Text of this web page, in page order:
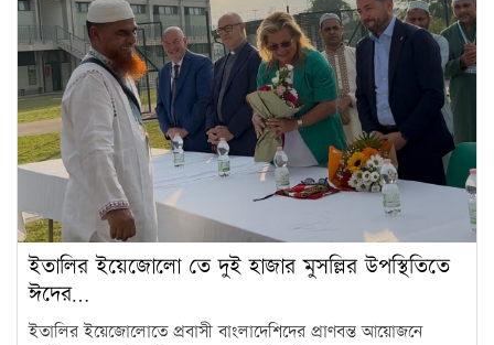
ইতালির ইয়েজোলো তে দুই হাজার মুসল্লির উপস্থিতিতে
ঈদের…
ইতালির ইয়েজোলোতে প্রবাসী বাংলাদেশিদের প্রাণবন্ত আয়োজনে